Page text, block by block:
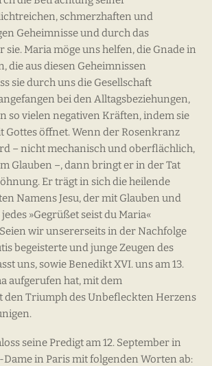
schmerzhaften und
Geheimnisse und durch das
sie. Maria möge uns helfen, die Gnade in
die aus diesen Geheimnissen
sie durch uns die Gesellschaft
bei den Alltagsbeziehungen,
so vielen negativen Kräften, indem sie
Gottes öffnet. Wenn der Rosenkranz
– nicht mechanisch und oberflächlich,
Glauben –, dann bringt er in der Tat
Er trägt in sich die heilende
Namens Jesu, der mit Glauben und
»Gegrüßet seist du Maria«
wir unsererseits in der Nachfolge
begeisterte und junge Zeugen des
uns, sowie Benedikt XVI. uns am 13.
aufgerufen hat, mit dem
den Triumph des Unbefleckten Herzens
seine Predigt am 12. September in
in Paris mit folgenden Worten ab: